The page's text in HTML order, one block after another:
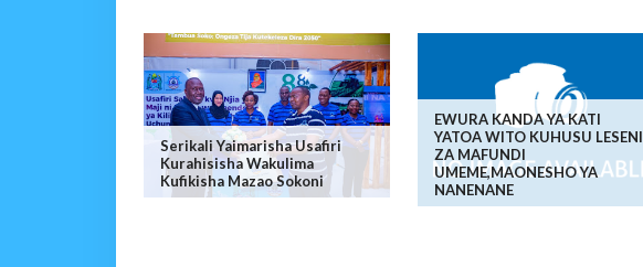
Serikali Yaimarisha Usafiri
Kurahisisha Wakulima
Kufikisha Mazao Sokoni
EWURA KANDA YA KATI
YATOA WITO KUHUSU LESENI
ZA MAFUNDI
UMEME,MAONESHO YA
NANENANE